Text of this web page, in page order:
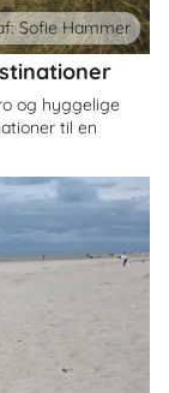
og hyggelige
til en
Sofie Hammer